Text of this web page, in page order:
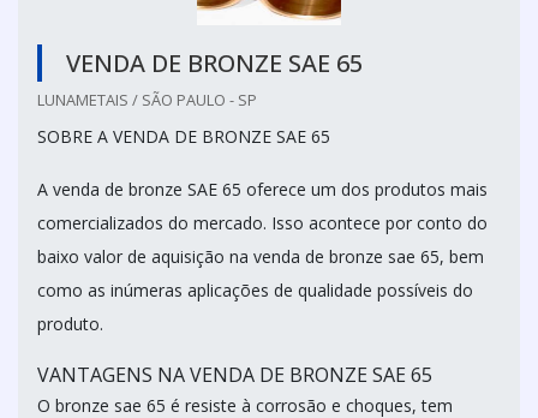
VENDA DE BRONZE SAE 65
LUNAMETAIS / SÃO PAULO - SP
SOBRE A VENDA DE BRONZE SAE 65
A venda de bronze SAE 65 oferece um dos produtos mais
comercializados do mercado. Isso acontece por conto do
baixo valor de aquisição na venda de bronze sae 65, bem
como as inúmeras aplicações de qualidade possíveis do
produto.
VANTAGENS NA VENDA DE BRONZE SAE 65
O bronze sae 65 é resiste à corrosão e choques, tem